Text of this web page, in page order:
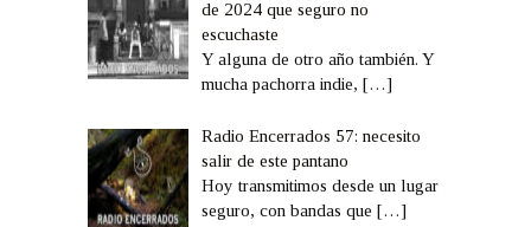
de 2024 que seguro no
escuchaste
Y alguna de otro año también. Y
mucha pachorra indie,[…]
Radio Encerrados 57: necesito
salir de este pantano
Hoy transmitimos desde un lugar
seguro, con bandas que[…]